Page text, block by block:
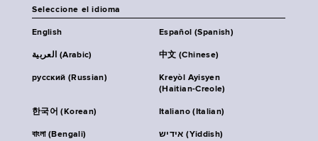
Seleccione el idioma
English Español (Spanish)
العربية (Arabic) 中文 (Chinese)
русский (Russian)
Kreyòl Ayisyen
(Haitian-Creole)
한국어 (Korean) Italiano (Italian)
বাংলা (Bengali) אידיש (Yiddish)